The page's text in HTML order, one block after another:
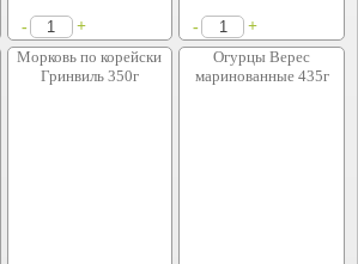
- + -
+
Морковь по корейски
Гринвиль 350г
Огурцы Верес
маринованные 435г